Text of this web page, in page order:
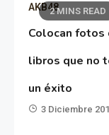
2 MINS READ
AKB48
Colocan fotos
libros que no
un éxito
3 Diciembre